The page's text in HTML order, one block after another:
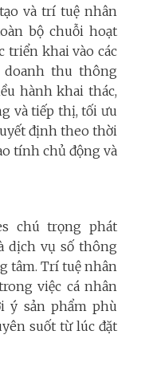
và trí tuệ nhân
bộ chuỗi hoạt
triển khai vào các
thu thông
hành khai thác,
và tiếp thị, tối ưu
định theo thời
tính chủ động và
chú trọng phát
dịch vụ số thông
tâm. Trí tuệ nhân
việc cá nhân
ý sản phẩm phù
suốt từ lúc đặt